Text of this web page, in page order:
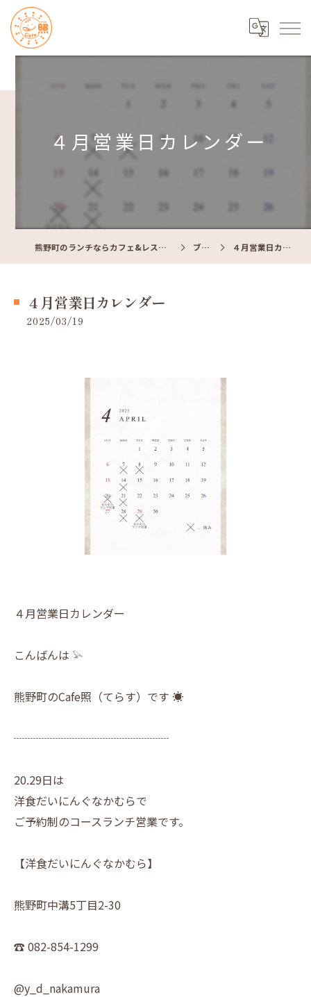
４月営業日カレンダー
熊野町のランチならカフェ&レストラン Cafe照 ブログ ４月営業日カレンダー
４月営業日カレンダー
2025/03/19
４月営業日カレンダー
こんばんは 𓅫
熊野町のCafe照（てらす）です ☀︎
┈┈┈┈┈┈┈┈┈┈┈┈┈┈
20.29日は
洋食だいにんぐなかむらで
ご予約制のコースランチ営業です。
【洋食だいにんぐなかむら】
熊野町中溝5丁目2-30
☎︎ 082-854-1299
@y_d_nakamura